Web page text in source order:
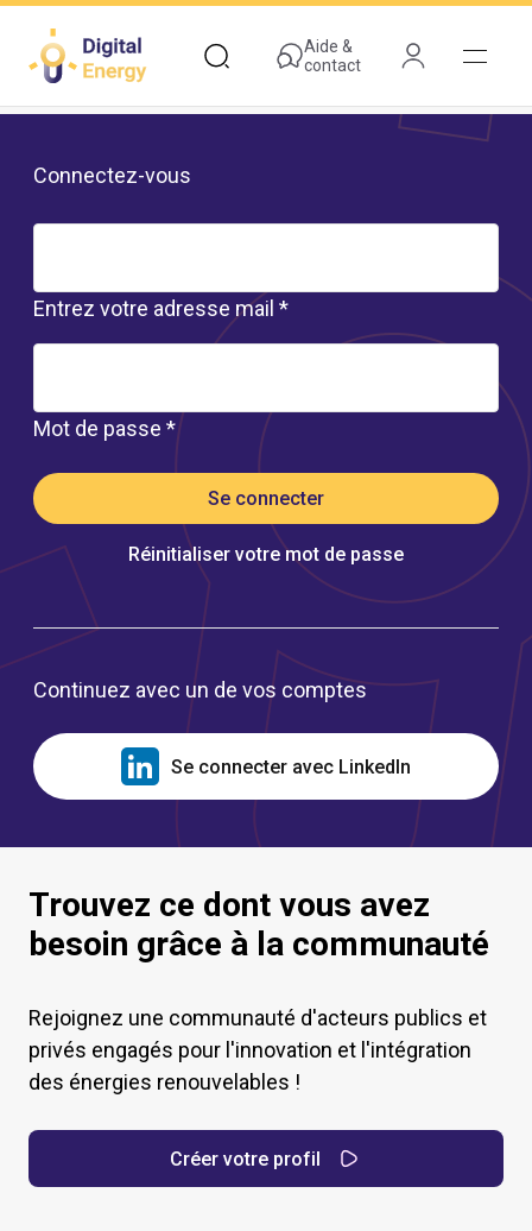
contenu
principal
Aide &
contact
Connectez-vous
Entrez votre adresse mail *
Mot de passe *
Réinitialiser votre mot de passe
Continuez avec un de vos comptes
Se connecter avec LinkedIn
Trouvez ce dont vous avez
besoin grâce à la communauté
Rejoignez une communauté d'acteurs publics et
privés engagés pour l'innovation et l'intégration
des énergies renouvelables !
Créer votre profil